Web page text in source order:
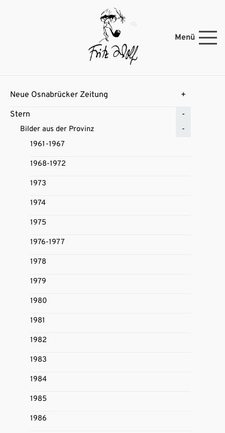
Menü
Neue Osnabrücker Zeitung
Stern
Bilder aus der Provinz
1961-1967
1968-1972
1973
1974
1975
1976-1977
1978
1979
1980
1981
1982
1983
1984
1985
1986